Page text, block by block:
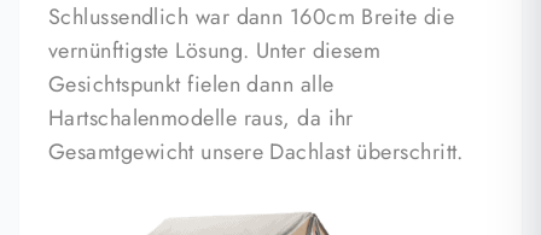
Schlussendlich war dann 160cm Breite die
vernünftigste Lösung. Unter diesem
Gesichtspunkt fielen dann alle
Hartschalenmodelle raus, da ihr
Gesamtgewicht unsere Dachlast überschritt.